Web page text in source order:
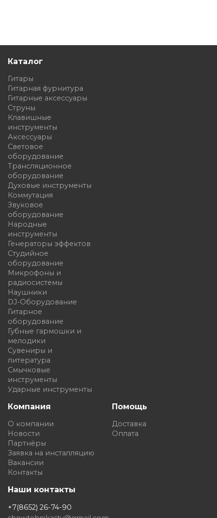
Каталог
Гитары
Гитарная фурнитура
Гитарные аксессуары
Струны
Клавишные
инструменты
Аксессуары
Световое
оборудование
Трансляционное
оборудование
Духовые инструменты
Коммутация
Звуковое
оборудование
Народные
инструменты
Генераторы эффектов
Студийное
оборудование
Микрофоны и
радиосистемы
Наушники
DJ-Оборудование
Гитарное
оборудование
Губные гармошки и
мелодики
Сувениры и
литература
Смычковые
инструменты
Ударные инструменты
Компания
О компании
Новости
Партнёры
Заявка на инсталляцию
Вакансии
Контакты
Помощь
Доставка
Оплата
Наши контакты
+7(8652) 26-74-90